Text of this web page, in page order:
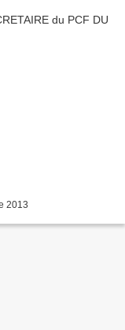
2013